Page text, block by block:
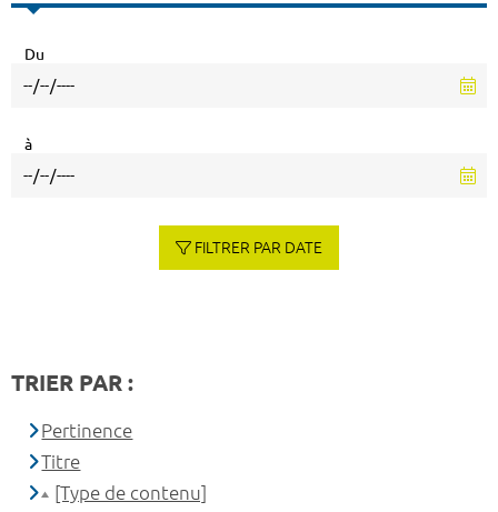
Du
à
FILTRER PAR DATE
TRIER PAR :
Pertinence
Titre
[Type de contenu]